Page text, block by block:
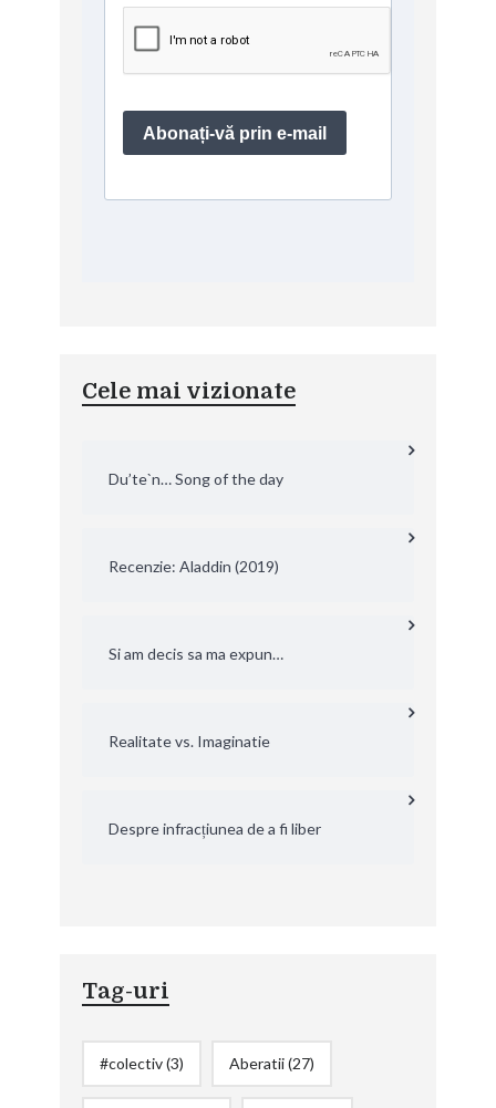
Cele mai vizionate
Du’te`n… Song of the day
Recenzie: Aladdin (2019)
Si am decis sa ma expun…
Realitate vs. Imaginatie
Despre infracțiunea de a fi liber
Tag-uri
#colectiv(3) Aberatii(27)